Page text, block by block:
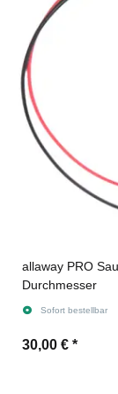
allaway PRO
Durchmesser
Sofort bestellbar
30,00 € *